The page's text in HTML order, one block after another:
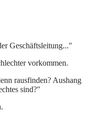
Geschäftsleitung..."
vorkommen.
rausfinden? Aushang
sind?"